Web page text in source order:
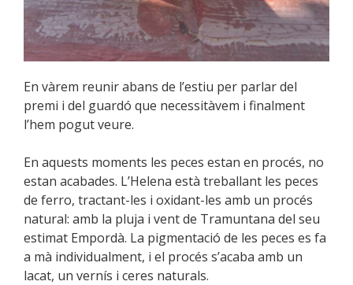
En vàrem reunir abans de l’estiu per parlar del
premi i del guardó que necessitàvem i finalment
l’hem pogut veure.
En aquests moments les peces estan en procés, no
estan acabades. L’Helena està treballant les peces
de ferro, tractant-les i oxidant-les amb un procés
natural: amb la pluja i vent de Tramuntana del seu
estimat Empordà. La pigmentació de les peces es fa
a mà individualment, i el procés s’acaba amb un
lacat, un vernís i ceres naturals.